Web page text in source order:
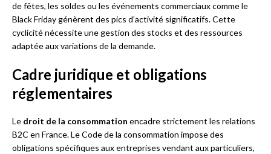
de fêtes, les soldes ou les événements commerciaux comme le
Black Friday génèrent des pics d’activité significatifs. Cette
cyclicité nécessite une gestion des stocks et des ressources
adaptée aux variations de la demande.
Cadre juridique et obligations
réglementaires
Le droit de la consommation encadre strictement les relations
B2C en France. Le Code de la consommation impose des
obligations spécifiques aux entreprises vendant aux particuliers,